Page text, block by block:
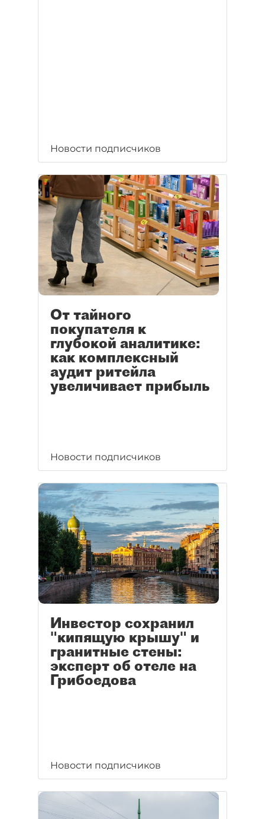
Новости подписчиков
От тайного
покупателя к
глубокой аналитике:
как комплексный
аудит ритейла
увеличивает прибыль
Новости подписчиков
Инвестор сохранил
"кипящую крышу" и
гранитные стены:
эксперт об отеле на
Грибоедова
Новости подписчиков